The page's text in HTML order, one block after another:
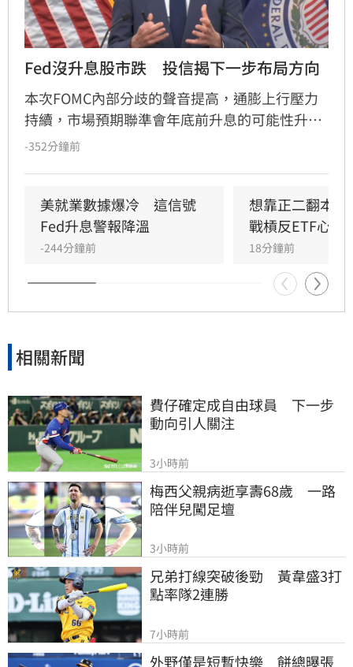
Fed沒升息股市跌　投信揭下一步布局方向
本次FOMC內部分歧的聲音提高，通膨上行壓力
持續，市場預期聯準會年底前升息的可能性升
高，凱基投信認為，升息確實會帶給金融市場波
搭配內部官員態度的分歧，使投資人質疑聯準會
在打壓通膨方面的決心。
-352分鐘前
美就業數據爆冷　這信號
Fed升息警報降溫
-244分鐘前
想靠正二翻本
戰槓反ETF心法
18分鐘前
相關新聞
費仔確定成自由球員　下一步
動向引人關注
3小時前
梅西父親病逝享壽68歲　一路
陪伴兒闖足壇
3小時前
兄弟打線突破後勁　黃韋盛3打
點率隊2連勝
7小時前
外野僅是短暫快樂　餅總曝張